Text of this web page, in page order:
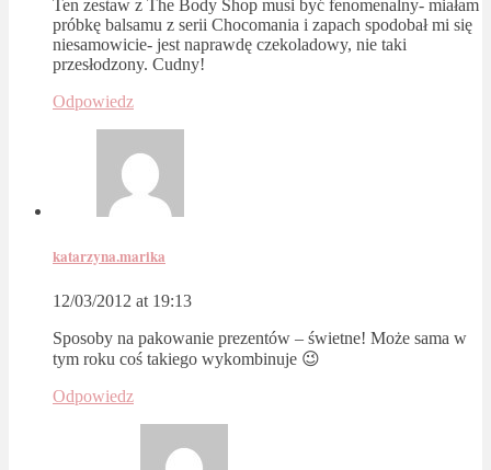
Ten zestaw z The Body Shop musi być fenomenalny- miałam
próbkę balsamu z serii Chocomania i zapach spodobał mi się
niesamowicie- jest naprawdę czekoladowy, nie taki
przesłodzony. Cudny!
Odpowiedz
katarzyna.marika
12/03/2012 at 19:13
Sposoby na pakowanie prezentów – świetne! Może sama w
tym roku coś takiego wykombinuje 😉
Odpowiedz